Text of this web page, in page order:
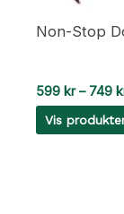
Non-Stop
599 kr – 749
Vis